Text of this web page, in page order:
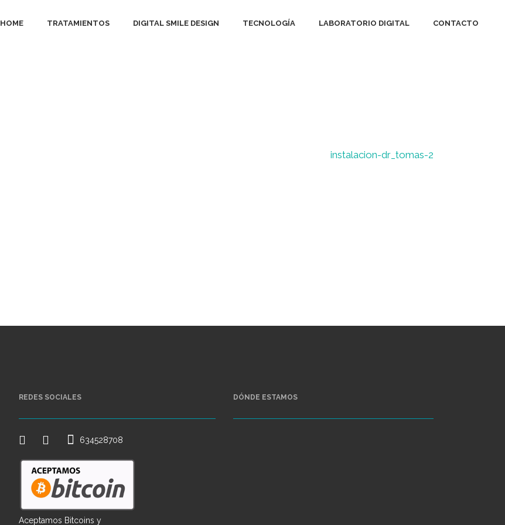
HOME TRATAMIENTOS DIGITAL SMILE DESIGN TECNOLOGÍA LABORATORIO DIGITAL CONTACTO
instalacion-dr_tomas-2
REDES SOCIALES
634528708
Aceptamos Bitcoins y
DÓNDE ESTAMOS